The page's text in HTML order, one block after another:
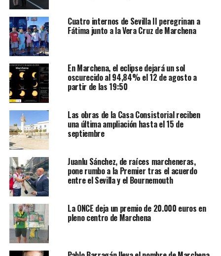
Cuatro internos de Sevilla II peregrinan a
Fátima junto a la Vera Cruz de Marchena
En Marchena, el eclipse dejará un sol
oscurecido al 94,84% el 12 de agosto a
partir de las 19:50
Las obras de la Casa Consistorial reciben
una última ampliación hasta el 15 de
septiembre
Juanlu Sánchez, de raíces marcheneras,
pone rumbo a la Premier tras el acuerdo
entre el Sevilla y el Bournemouth
La ONCE deja un premio de 20.000 euros en
pleno centro de Marchena